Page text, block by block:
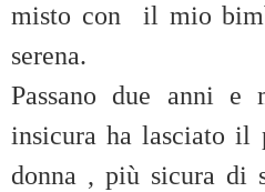
misto con il mio
serena.
Passano due anni e
insicura ha lasciato il
donna , più sicura di